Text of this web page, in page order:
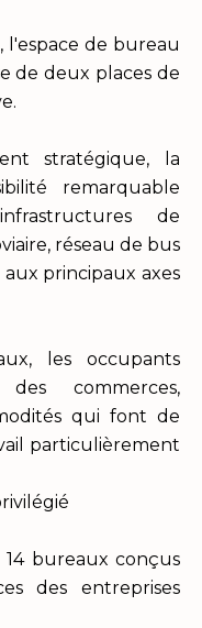
l'espace de bureau
de deux places de
stratégique, la
remarquable
de
réseau de bus
principaux axes
les occupants
commerces,
qui font de
particulièrement
14 bureaux conçus
des entreprises